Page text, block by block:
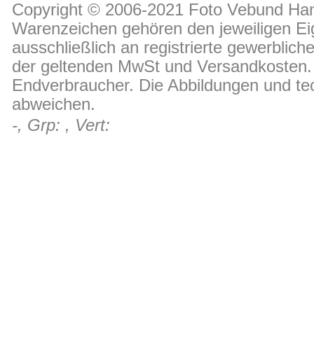
Copyright © 2006-2021 Foto Vebund
Warenzeichen gehören den jeweiligen
ausschließlich an registrierte
der geltenden MwSt und
Endverbraucher. Die Abbildungen und
abweichen.
-, Grp: , Vert: